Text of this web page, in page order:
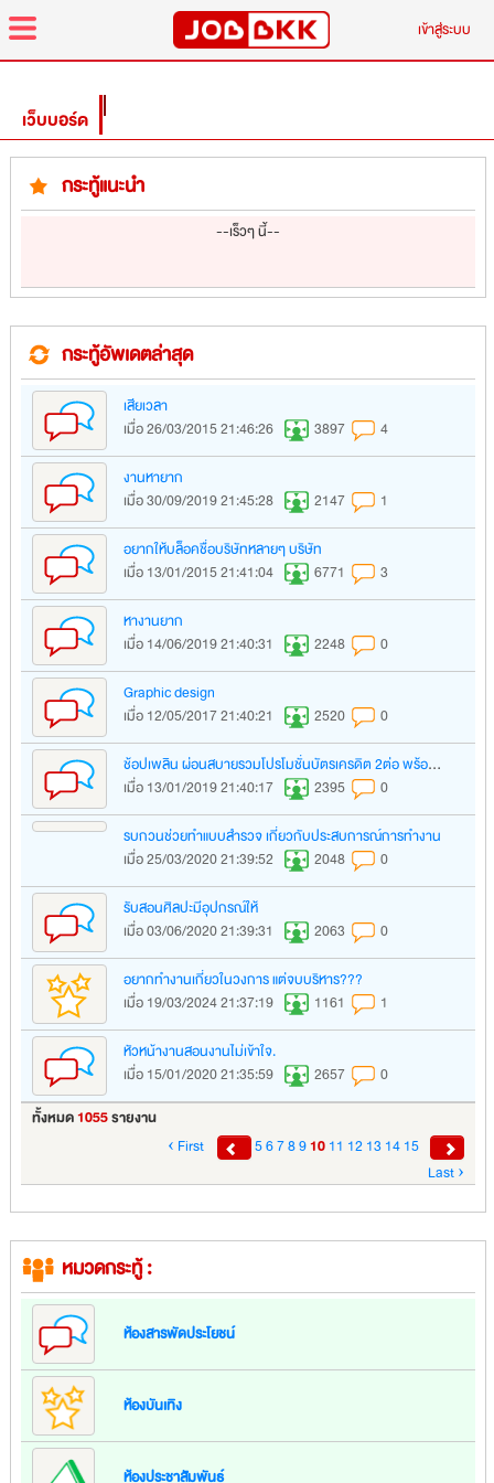
menu
เข้าสู่ระบบ
เว็บบอร์ด
กระทู้แนะนำ
--เร็วๆ นี้--
กระทู้อัพเดตล่าสุด
เสียเวลา
เมื่อ 26/03/2015 21:46:26
3897
4
งานหายาก
เมื่อ 30/09/2019 21:45:28
2147
1
อยากให้บล็อคชื่อบริษัทหลายๆ บริษัท
เมื่อ 13/01/2015 21:41:04
6771
3
หางานยาก
เมื่อ 14/06/2019 21:40:31
2248
0
Graphic design
เมื่อ 12/05/2017 21:40:21
2520
0
ช้อปเพลิน ผ่อนสบายรวมโปรโมชั่นบัตรเครดิต 2ต่อ พร้อมของรางวัล
เมื่อ 13/01/2019 21:40:17
2395
0
รบกวนช่วยทำแบบสำรวจ เกี่ยวกับประสบการณ์การทำงาน
เมื่อ 25/03/2020 21:39:52
2048
0
รับสอนศิลปะมีอุปกรณ์ให้
เมื่อ 03/06/2020 21:39:31
2063
0
อยากทำงานเกี่ยวในวงการ แต่จบบริหาร???
เมื่อ 19/03/2024 21:37:19
1161 1
หัวหน้างานสอนงานไม่เข้าใจ.
เมื่อ 15/01/2020 21:35:59
2657
0
ทั้งหมด1055รายงาน
‹ First
567891011 12131415
Last ›
หมวดกระทู้ :
ห้องสารพัดประโยชน์
ห้องบันเทิง
ห้องประชาสัมพันธ์